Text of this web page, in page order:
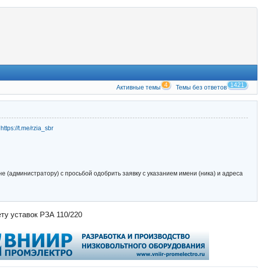
Активные темы 4 Темы без ответов 1421
https://t.me/rzia_sbr
с просьбой одобрить заявку с указанием имени (ника) и адреса
уставок РЗА 110/220